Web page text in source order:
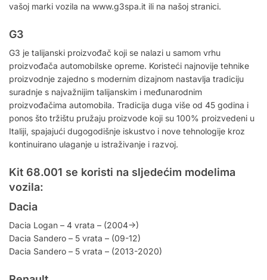
vašoj marki vozila na www.g3spa.it ili na našoj stranici.
G3
G3 je talijanski proizvođač koji se nalazi u samom vrhu
proizvođača automobilske opreme. Koristeći najnovije tehnike
proizvodnje zajedno s modernim dizajnom nastavlja tradiciju
suradnje s najvažnijim talijanskim i međunarodnim
proizvođačima automobila. Tradicija duga više od 45 godina i
ponos što tržištu pružaju proizvode koji su 100% proizvedeni u
Italiji, spajajući dugogodišnje iskustvo i nove tehnologije kroz
kontinuirano ulaganje u istraživanje i razvoj.
Kit 68.001 se koristi na sljedećim modelima
vozila:
Dacia
Dacia Logan – 4 vrata – (2004->)
Dacia Sandero – 5 vrata – (09-12)
Dacia Sandero – 5 vrata – (2013-2020)